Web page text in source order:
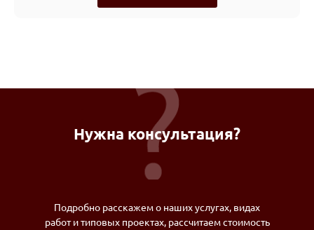
Нужна консультация?
Подробно расскажем о наших услугах, видах
работ и типовых проектах, рассчитаем стоимость